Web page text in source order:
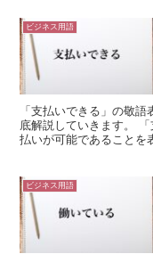
ビジネス用語
「支払いできる」の敬
底解説していきます。
払いが可能であることを
ビジネス用語